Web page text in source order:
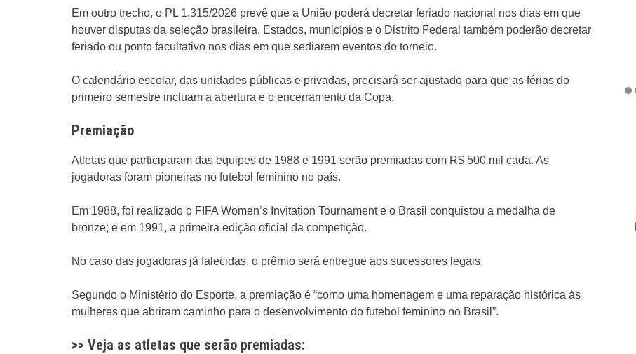
Em outro trecho, o PL 1.315/2026 prevê que a União poderá decretar feriado nacional nos dias em que
houver disputas da seleção brasileira. Estados, municípios e o Distrito Federal também poderão decretar
feriado ou ponto facultativo nos dias em que sediarem eventos do torneio.
O calendário escolar, das unidades públicas e privadas, precisará ser ajustado para que as férias do
primeiro semestre incluam a abertura e o encerramento da Copa.
Premiação
Atletas que participaram das equipes de 1988 e 1991 serão premiadas com R$ 500 mil cada. As
jogadoras foram pioneiras no futebol feminino no país.
Em 1988, foi realizado o FIFA Women’s Invitation Tournament e o Brasil conquistou a medalha de
bronze; e em 1991, a primeira edição oficial da competição.
No caso das jogadoras já falecidas, o prêmio será entregue aos sucessores legais.
Segundo o Ministério do Esporte, a premiação é “como uma homenagem e uma reparação histórica às
mulheres que abriram caminho para o desenvolvimento do futebol feminino no Brasil”.
>> Veja as atletas que serão premiadas: